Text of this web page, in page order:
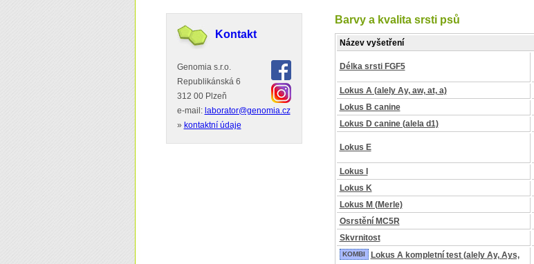
Kontakt
Genomia s.r.o.
Republikánská 6
312 00 Plzeň
e-mail: laborator@genomia.cz
» kontaktní údaje
Barvy a kvalita srsti psů
Název vyšetření
Délka srsti FGF5
Lokus A (alely Ay, aw, at, a)
Lokus B canine
Lokus D canine (alela d1)
Lokus E
Lokus I
Lokus K
Lokus M (Merle)
Osrstění MC5R
Skvrnitost
KOMBI
Lokus A kompletní test (alely Ay, Ays,